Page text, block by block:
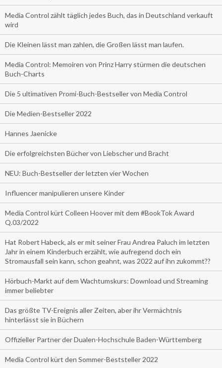
Media Control zählt täglich jedes Buch, das in Deutschland verkauft
wird
Die Kleinen lässt man zahlen, die Großen lässt man laufen.
Media Control: Memoiren von Prinz Harry stürmen die deutschen
Buch-Charts
Die 5 ultimativen Promi-Buch-Bestseller von Media Control
Die Medien-Bestseller 2022
Hannes Jaenicke
Die erfolgreichsten Bücher von Liebscher und Bracht
NEU: Buch-Bestseller der letzten vier Wochen
Influencer manipulieren unsere Kinder
Media Control kürt Colleen Hoover mit dem #BookTok Award
Q.03/2022
Hat Robert Habeck, als er mit seiner Frau Andrea Paluch im letzten
Jahr in einem Kinderbuch erzählt, wie aufregend doch ein
Stromausfall sein kann, schon geahnt, was 2022 auf ihn zukommt??
Hörbuch-Markt auf dem Wachtumskurs: Download und Streaming
immer beliebter
Das größte TV-Ereignis aller Zeiten, aber ihr Vermächtnis
hinterlässt sie in Büchern
Offizieller Partner der Dualen-Hochschule Baden-Württemberg
Media Control kürt den Sommer-Beststeller 2022